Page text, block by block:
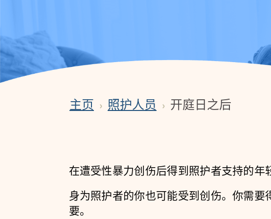
You
主页 照护人员 开庭日之后
在遭受性暴力创伤后得到照护者支持的
身为照护者的你也可能受到创伤。你需
要。